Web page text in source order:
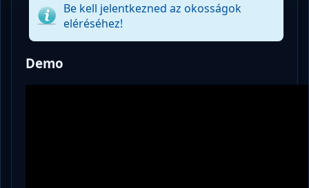
Be kell jelentkezned az okosságok
eléréséhez!
Demo